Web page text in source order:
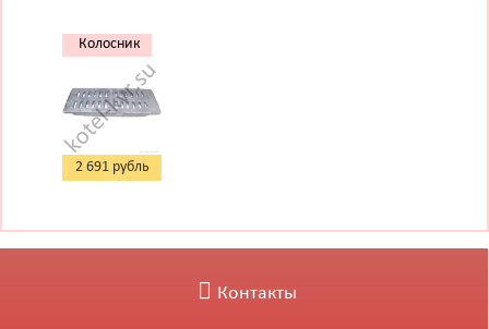
Колосник
2 691 рубль
Контакты